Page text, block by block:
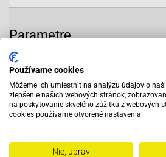
Parametre
Značka:
Katalógové čislo:
Používame cookies
Môžeme ich umiestniť na analýzu údajov o
zlepšenie našich webových stránok,
na poskytovanie skvelého zážitku z webových
cookies používame otvorené nastavenia.
Nie, uprav